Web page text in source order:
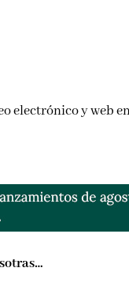
electrónico y web